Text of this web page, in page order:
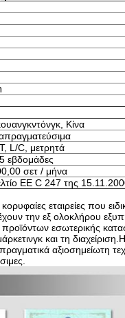
Κίνα
L/C, μετρητά
εβδομάδες
σετ / μήνα
ΕΕ C 247 της
εταιρείες που
την εξ ολοκλήρου
εσωτερικής
και τη
αξιοσημείωτη